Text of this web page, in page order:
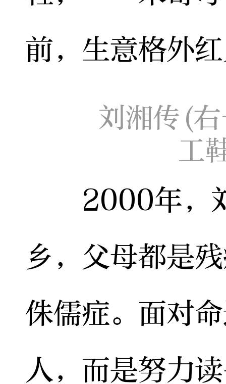
前，生意格外
刘湘传(
工
2000年，刘
乡，父母都是
侏儒症。面对
人，而是努力